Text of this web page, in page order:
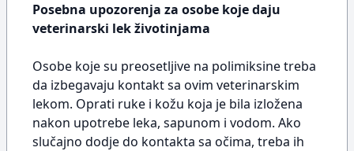
Posebna upozorenja za osobe koje daju
veterinarski lek životinjama
Osobe koje su preosetljive na polimiksine treba
da izbegavaju kontakt sa ovim veterinarskim
lekom. Oprati ruke i kožu koja je bila izložena
nakon upotrebe leka, sapunom i vodom. Ako
slučajno dodje do kontakta sa očima, treba ih